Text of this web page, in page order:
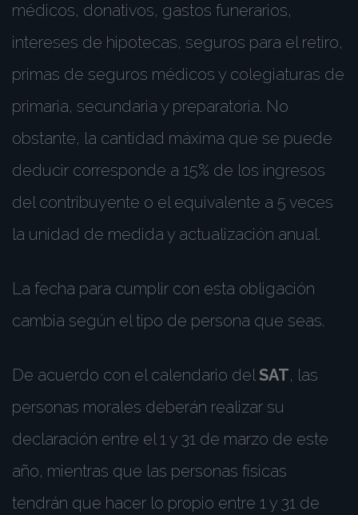
médicos, donativos, gastos funerarios,
intereses de hipotecas, seguros para el retiro,
primas de seguros médicos y colegiaturas de
primaria, secundaria y preparatoria. No
obstante, la cantidad máxima que se puede
deducir corresponde a 15% de los ingresos
del contribuyente o el equivalente a 5 veces
la unidad de medida y actualización anual.
La fecha para cumplir con esta obligación
cambia según el tipo de persona que seas.
De acuerdo con el calendario del SAT, las
personas morales deberán realizar su
declaración entre el 1 y 31 de marzo de este
año, mientras que las personas físicas
tendrán que hacer lo propio entre 1 y 31 de